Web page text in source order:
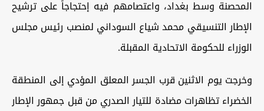
المحصنة وسط بغداد، واعتصامهم فيه إحتجاجاً على ترشيح
الإطار التنسيقي محمد شياع السوداني لمنصب رئيس مجلس
الوزراء للحكومة الاتحادية المقبلة.
وخرجت يوم الاثنين قرب الجسر المعلق المؤدي إلى المنطقة
الخضراء تظاهرات مضادة للتيار الصدري من قبل جمهور الإطار